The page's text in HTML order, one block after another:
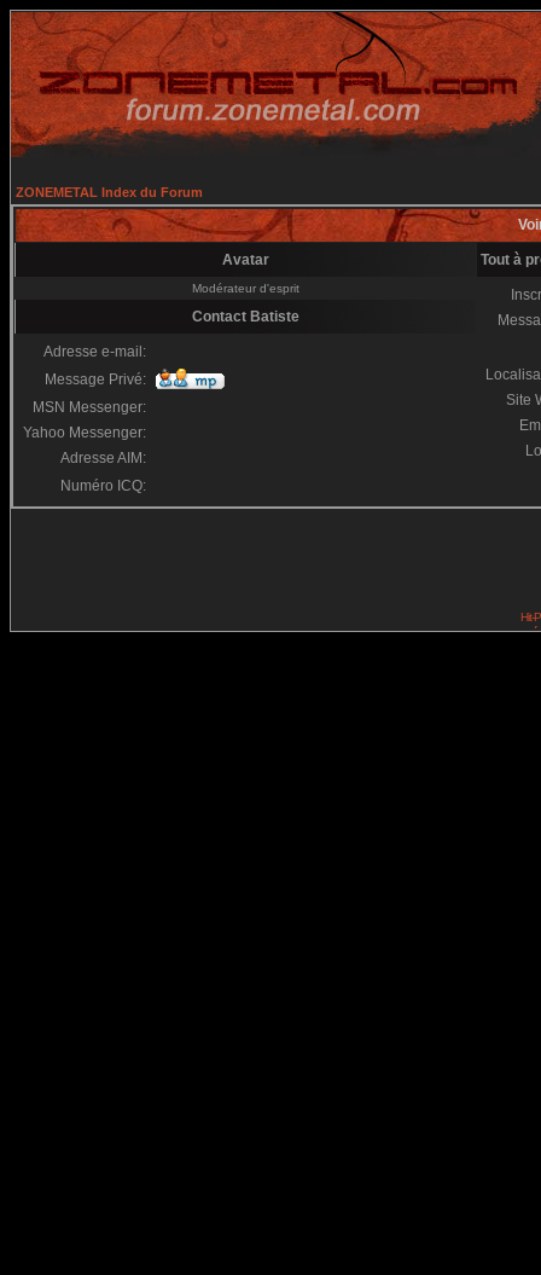
ZONEMETAL Index du Forum
Avatar Tout à
Modérateur d'esprit
Site
Contact Batiste
Adresse e-mail:
Message Privé:
MSN Messenger:
Yahoo Messenger:
Adresse AIM:
Numéro ICQ: